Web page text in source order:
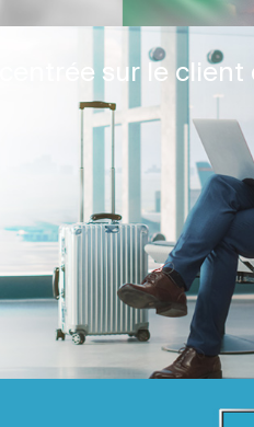
sur le